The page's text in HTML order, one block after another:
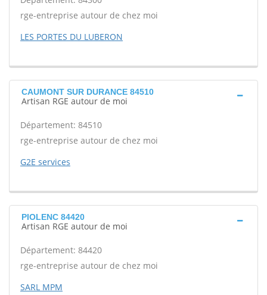
rge-entreprise autour de chez moi
LES PORTES DU LUBERON
CAUMONT SUR DURANCE 84510
Artisan RGE autour de moi
Département: 84510
rge-entreprise autour de chez moi
G2E services
PIOLENC 84420
Artisan RGE autour de moi
Département: 84420
rge-entreprise autour de chez moi
SARL MPM